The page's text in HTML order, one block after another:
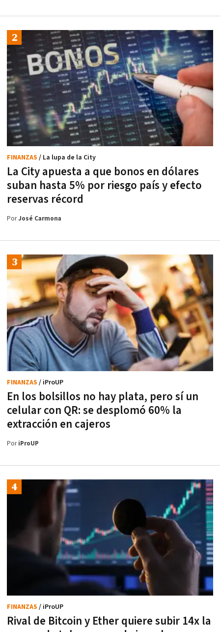
La City apuesta a que bonos en dólares
suban hasta 5% por riesgo país y efecto
reservas récord
FINANZAS / La lupa de la City
PorJosé Carmona
En los bolsillos no hay plata, pero sí un
celular con QR: se desplomó 60% la
extracción en cajeros
FINANZAS / iProUP
PoriProUP
Rival de Bitcoin y Ether quiere subir 14x la
FINANZAS / iProUP